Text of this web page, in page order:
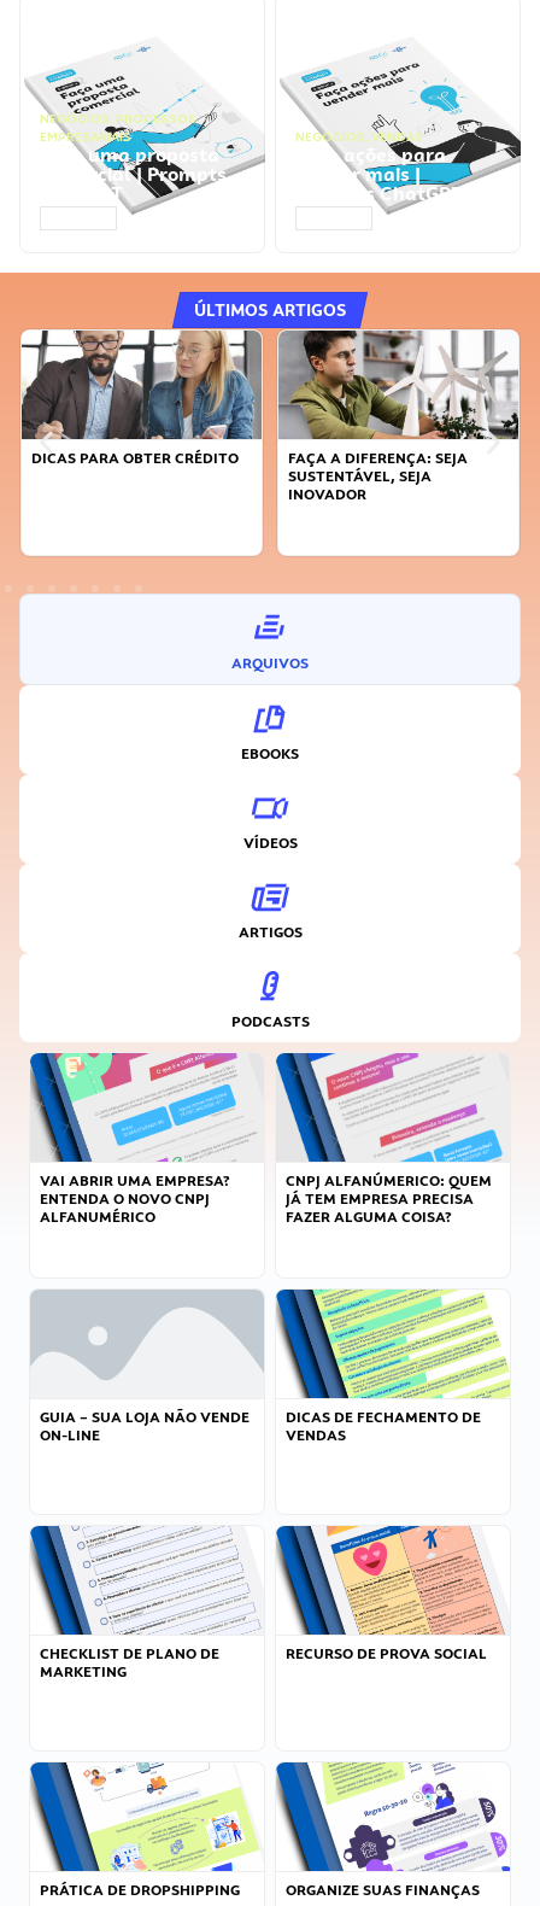
NEGÓCIOS, PROCESSOS
EMPRESARIAIS
Faça uma proposta
comercial | Prompts
ChatGPT
NEGÓCIOS, VENDAS
Faça ações para
vender mais |
Prompts ChatGPT
ÚLTIMOS ARTIGOS
DICAS PARA OBTER CRÉDITO
FAÇA A DIFERENÇA: SEJA
SUSTENTÁVEL, SEJA
INOVADOR
ARQUIVOS
EBOOKS
VÍDEOS
ARTIGOS
PODCASTS
VAI ABRIR UMA EMPRESA?
ENTENDA O NOVO CNPJ
ALFANUMÉRICO
CNPJ ALFANÚMERICO: QUEM
JÁ TEM EMPRESA PRECISA
FAZER ALGUMA COISA?
GUIA – SUA LOJA NÃO VENDE
ON-LINE
DICAS DE FECHAMENTO DE
VENDAS
CHECKLIST DE PLANO DE
MARKETING
RECURSO DE PROVA SOCIAL
PRÁTICA DE DROPSHIPPING ORGANIZE SUAS FINANÇAS